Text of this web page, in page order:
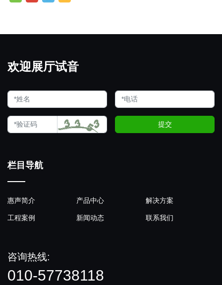
欢迎展厅试音
提交
栏目导航
惠声简介 产品中心 解决方案
工程案例 新闻动态 联系我们
咨询热线:
010-57738118